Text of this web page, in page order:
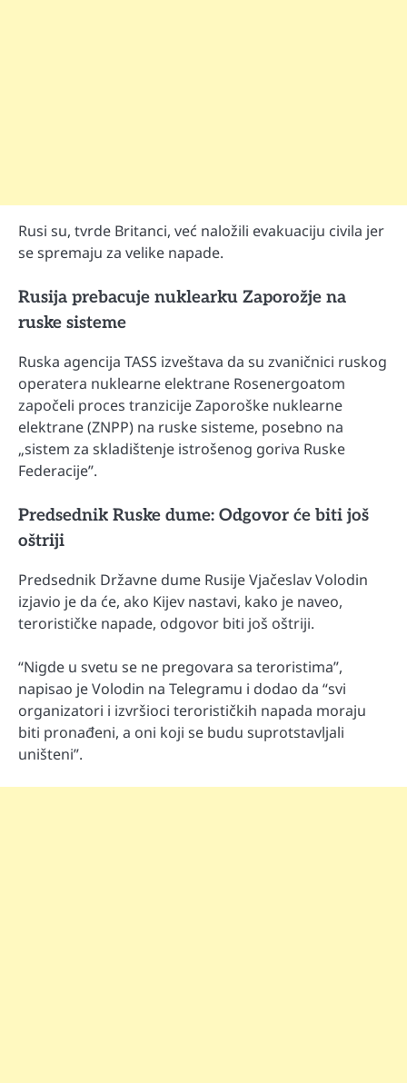
Rusi su, tvrde Britanci, već naložili evakuaciju civila jer
se spremaju za velike napade.
Rusija prebacuje nuklearku Zaporožje na
ruske sisteme
Ruska agencija TASS izveštava da su zvaničnici ruskog
operatera nuklearne elektrane Rosenergoatom
započeli proces tranzicije Zaporoške nuklearne
elektrane (ZNPP) na ruske sisteme, posebno na
„sistem za skladištenje istrošenog goriva Ruske
Federacije”.
Predsednik Ruske dume: Odgovor će biti još
oštriji
Predsednik Državne dume Rusije Vjačeslav Volodin
izjavio je da će, ako Kijev nastavi, kako je naveo,
terorističke napade, odgovor biti još oštriji.
“Nigde u svetu se ne pregovara sa teroristima”,
napisao je Volodin na Telegramu i dodao da “svi
organizatori i izvršioci terorističkih napada moraju
biti pronađeni, a oni koji se budu suprotstavljali
uništeni”.